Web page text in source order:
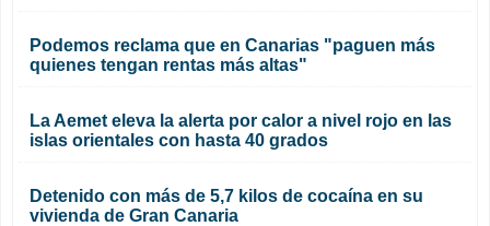
Podemos reclama que en Canarias "paguen más
quienes tengan rentas más altas"
La Aemet eleva la alerta por calor a nivel rojo en las
islas orientales con hasta 40 grados
Detenido con más de 5,7 kilos de cocaína en su
vivienda de Gran Canaria